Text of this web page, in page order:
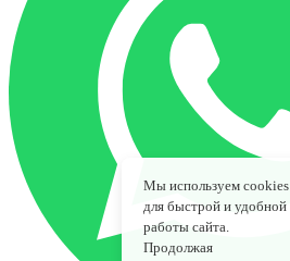
Мы используем cookies
для быстрой и удобной
работы сайта.
Продолжая